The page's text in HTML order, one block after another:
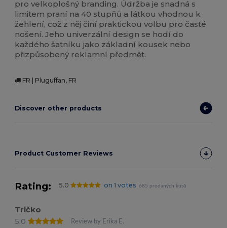
pro velkoplošný branding. Údržba je snadná s
limitem praní na 40 stupňů a látkou vhodnou k
žehlení, což z něj činí praktickou volbu pro časté
nošení. Jeho univerzální design se hodí do
každého šatníku jako základní kousek nebo
přizpůsobený reklamní předmět.
FR | Pluguffan, FR
Discover other products
Product Customer Reviews
Rating: 5.0 on 1 votes 685 prodaných kusů
Tričko
5.0
Review by Erika E.